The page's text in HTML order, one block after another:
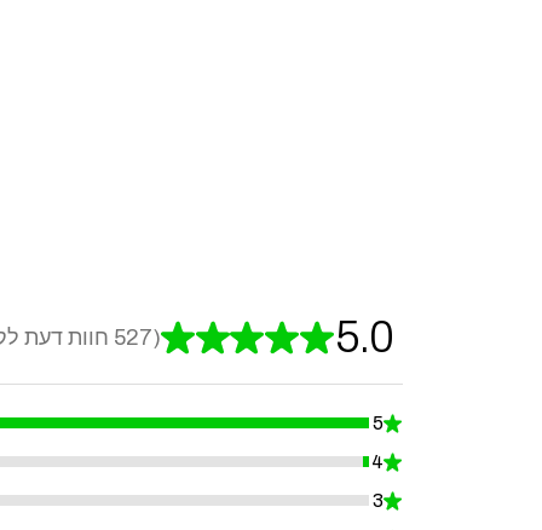
5.0
★
★
★
★
★
527 חוות דעת 527
★
5
99.24098671726756%
★
4
0.7590132827324478%
★
3
0%